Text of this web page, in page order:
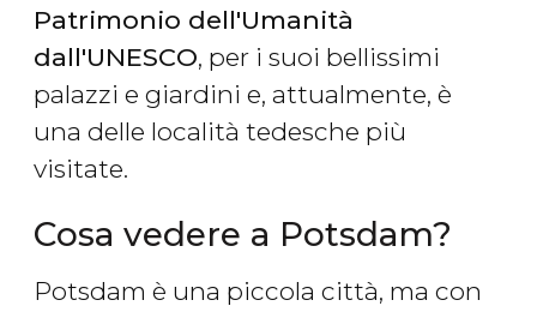
Patrimonio dell'Umanità
dall'UNESCO, per i suoi bellissimi
palazzi e giardini e, attualmente, è
una delle località tedesche più
visitate.
Cosa vedere a Potsdam?
Potsdam è una piccola città, ma con